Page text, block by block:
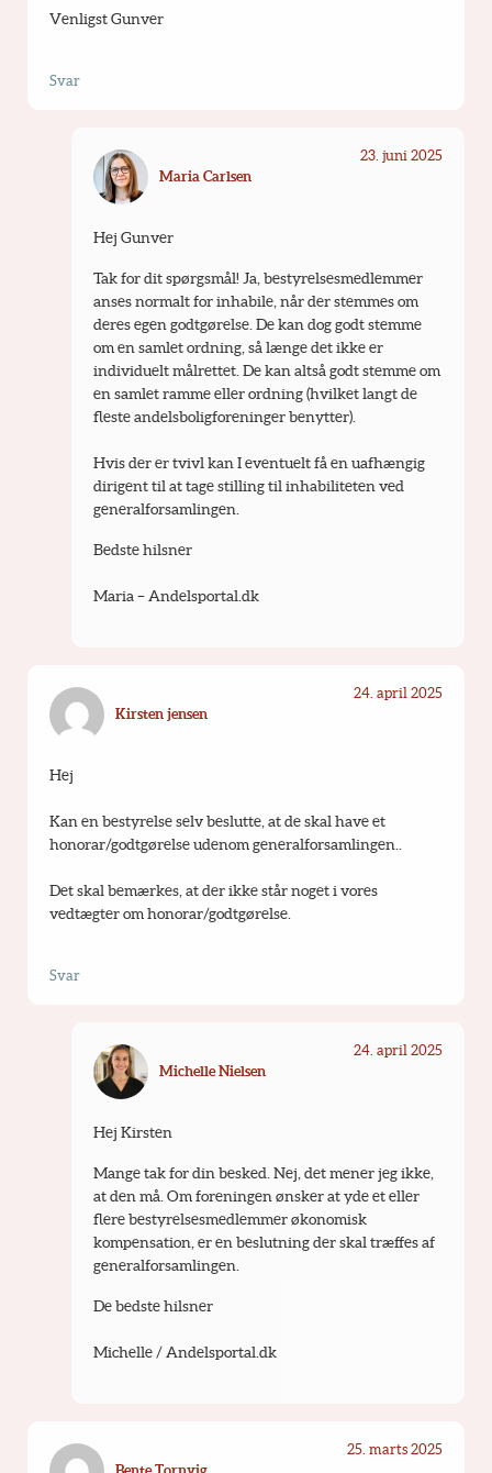
Venligst Gunver
Svar
Maria Carlsen
23. juni 2025
Hej Gunver
Tak for dit spørgsmål! Ja, bestyrelsesmedlemmer
anses normalt for inhabile, når der stemmes om
deres egen godtgørelse. De kan dog godt stemme
om en samlet ordning, så længe det ikke er
individuelt målrettet. De kan altså godt stemme om
en samlet ramme eller ordning (hvilket langt de
fleste andelsboligforeninger benytter).
Hvis der er tvivl kan I eventuelt få en uafhængig
dirigent til at tage stilling til inhabiliteten ved
generalforsamlingen.
Bedste hilsner
Maria – Andelsportal.dk
Kirsten jensen
24. april 2025
Hej
Kan en bestyrelse selv beslutte, at de skal have et
honorar/godtgørelse udenom generalforsamlingen..
Det skal bemærkes, at der ikke står noget i vores
vedtægter om honorar/godtgørelse.
Svar
Michelle Nielsen
24. april 2025
Hej Kirsten
Mange tak for din besked. Nej, det mener jeg ikke,
at den må. Om foreningen ønsker at yde et eller
flere bestyrelsesmedlemmer økonomisk
kompensation, er en beslutning der skal træffes af
generalforsamlingen.
De bedste hilsner
Michelle / Andelsportal.dk
25. marts 2025